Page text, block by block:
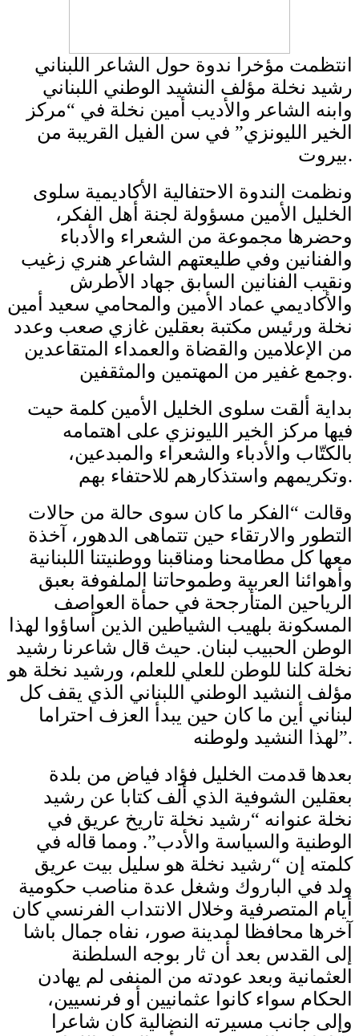
رشيد نخلة مؤلف النشيد الوطني اللبناني
وابنه الشاعر والأديب أمين نخلة في “مركز
الخير الليونزي” في سن الفيل القريبة من
بيروت.
ونظمت الندوة الاحتفالية الأكاديمية سلوى
الخليل الأمين مسؤولة لجنة أهل الفكر،
وحضرها مجموعة من الشعراء والأدباء
والفنانين وفي طليعتهم الشاعر هنري زغيب
ونقيب الفنانين السابق جهاد الأطرش
والأكاديمي عماد الأمين والمحامي سعيد أمين
نخلة ورئيس مكتبة بعقلين غازي صعب وعدد
من الإعلامين والقضاة والعمداء المتقاعدين
وجمع غفير من المهتمين والمثقفين.
بداية ألقت سلوى الخليل الأمين كلمة حيت
فيها مركز الخير الليونزي على اهتمامه
بالكتّاب والأدباء والشعراء والمبدعين،
وتكريمهم واستذكارهم للاحتفاء بهم.
وقالت “الفكر ما كان سوى حالة من حالات
التطور والارتقاء حين تتماهى الدهور، آخذة
معها كل مطامحنا ومناقبنا ووطنيتنا اللبنانية
وأهوائنا العربية وطموحاتنا الملفوفة بعبق
الرياحين المتأرجحة في حمأة العواصف
المسكونة بلهيب الشياطين الذين أساؤوا لهذا
الوطن الحبيب لبنان. حيث قال شاعرنا رشيد
نخلة كلنا للوطن للعلي للعلم، ورشيد نخلة هو
مؤلف النشيد الوطني اللبناني الذي يقف كل
لبناني أين ما كان حين يبدأ العزف احتراما
لهذا النشيد ولوطنه”.
بعدها قدمت الخليل فؤاد فياض من بلدة
بعقلين الشوفية الذي ألف كتابا عن رشيد
نخلة عنوانه “رشيد نخلة تاريخ عريق في
الوطنية والسياسة والأدب”. ومما قاله في
كلمته إن “رشيد نخلة هو سليل بيت عريق
ولد في الباروك وشغل عدة مناصب حكومية
أيام المتصرفية وخلال الانتداب الفرنسي كان
آخرها محافظا لمدينة صور، نفاه جمال باشا
إلى القدس بعد أن ثار بوجه السلطنة
العثمانية وبعد عودته من المنفى لم يهادن
الحكام سواء كانوا عثمانيين أو فرنسيين،
وإلى جانب مسيرته النضالية كان شاعرا